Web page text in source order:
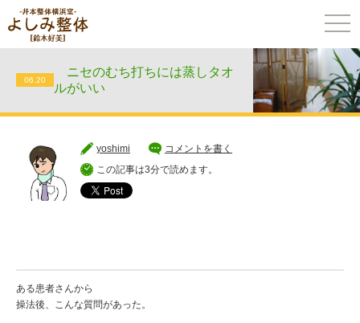
06.20
ニセのむち打ちには蒸しタオ
ルがいい
yoshimi
コメントを書く
この記事は3分で読めます。
ある患者さんから
操法後、こんな質問があった。